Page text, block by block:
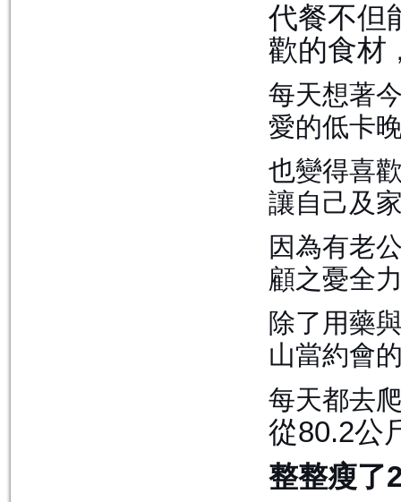
代餐不但
歡的食材
每天想著
愛的低卡
也變得喜
讓自己及
因為有老
顧之憂全
除了用藥
山當約會
每天都去
從80.2公
整整瘦了